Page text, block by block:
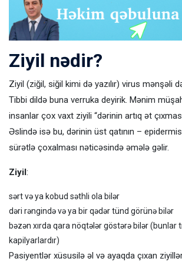
Ziyil nədir?
Ziyil (ziğil, siğil kimi də yazılır) virus mənşəli
Tibbi dildə buna verruka deyirik. Mənim
insanlar çox vaxt ziyili “dərinin artıq ət
Əslində isə bu, dərinin üst qatının –
sürətlə çoxalması nəticəsində əmələ gəlir.
Ziyil:
sərt və ya kobud səthli ola bilər
dəri rəngində və ya bir qədər tünd görünə bilər
bəzən xırda qara nöqtələr göstərə bilər (bunlar
kapilyarlardır)
Pasiyentlər xüsusilə əl və ayaqda çıxan